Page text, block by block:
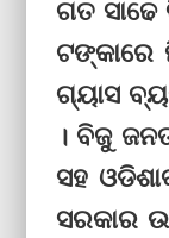
ଗତ
ଟଙ୍କାରେ
ଗ୍ୟାସ
। ବିଜୁ
ସହ
ସରକାର